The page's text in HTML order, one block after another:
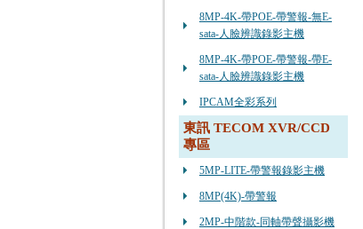
8MP-4K-帶POE-帶警報-無E-
sata-人臉辨識錄影主機
8MP-4K-帶POE-帶警報-帶E-
sata-人臉辨識錄影主機
IPCAM全彩系列
東訊 TECOM XVR/CCD
專區
5MP-LITE-帶警報錄影主機
8MP(4K)-帶警報
2MP-中階款-同軸帶聲攝影機